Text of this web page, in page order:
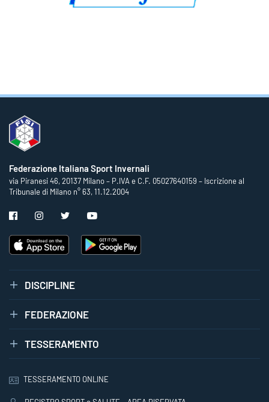
Federazione Italiana Sport Invernali
via Piranesi 46, 20137 Milano – P.IVA e C.F. 05027640159 – Iscrizione al
Tribunale di Milano n° 63, 11.12.2004
DISCIPLINE
FEDERAZIONE
TESSERAMENTO
TESSERAMENTO ONLINE